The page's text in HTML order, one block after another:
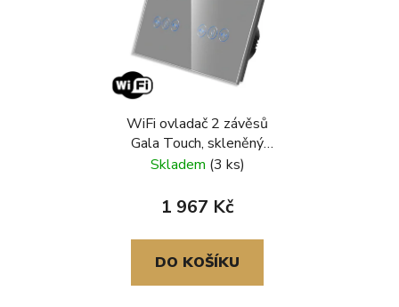
WiFi ovladač 2 závěsů
Gala Touch, skleněný
rámeček, šedá
Skladem (3 ks)
1 967 Kč
DO KOŠÍKU